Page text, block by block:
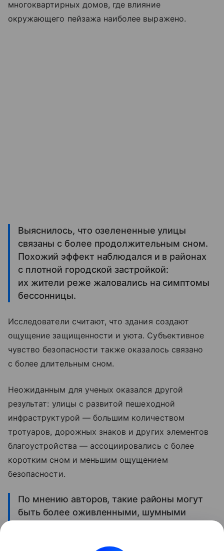
многоквартирных домов, где влияние
окружающего пейзажа наиболее выражено.
Выяснилось, что озелененные улицы
связаны с более продолжительным сном.
Похожий эффект наблюдался и в районах
с плотной городской застройкой:
их жители реже жаловались на симптомы
бессонницы.
Исследователи считают, что здания создают
ощущение защищенности и уюта. Субъективное
чувство безопасности также оказалось связано
с более длительным сном.
Неожиданным для ученых оказался другой
результат: улицы с развитой пешеходной
инфраструктурой — большим количеством
тротуаров, дорожных знаков и других элементов
благоустройства — ассоциировались с более
коротким сном и меньшим ощущением
безопасности.
По мнению авторов, такие районы могут
быть более оживленными, шумными